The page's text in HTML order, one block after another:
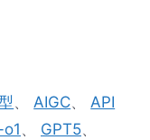
、AIGC、API
、 GPT5、